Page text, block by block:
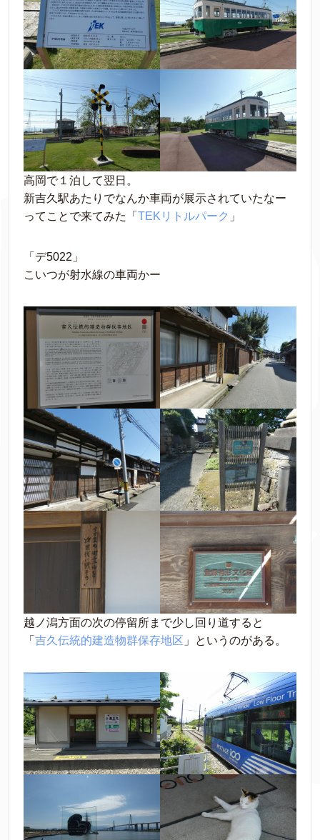
高岡で１泊して翌日。
新吉久駅あたりでなんか車両が展示されていたなー
ってことで来てみた「 TEKリトルパーク 」
「デ5022」
こいつが射水線の車両かー
越ノ潟方面の次の停留所まで少し回り道すると
「 吉久伝統的建造物群保存地区 」というのがある。